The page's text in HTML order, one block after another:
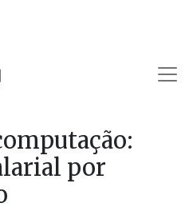
por